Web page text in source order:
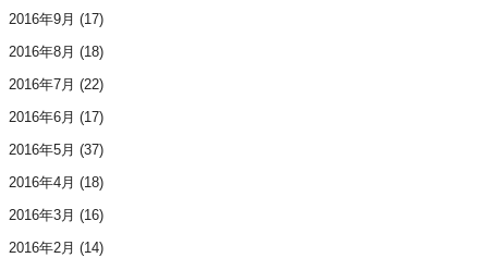
2016年9月 (17)
2016年8月 (18)
2016年7月 (22)
2016年6月 (17)
2016年5月 (37)
2016年4月 (18)
2016年3月 (16)
2016年2月 (14)